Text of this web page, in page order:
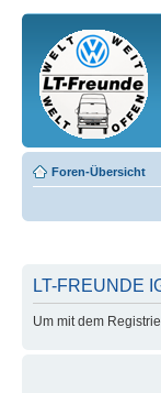
Foren-Übersicht
LT-FREUNDE
Um mit dem